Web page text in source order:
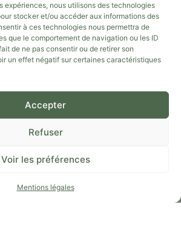
expériences, nous utilisons des technologies
stocker et/ou accéder aux informations des
à ces technologies nous permettra de
que le comportement de navigation ou les ID
de ne pas consentir ou de retirer son
un effet négatif sur certaines caractéristiques
Accepter
Refuser
Voir les préférences
Mentions légales
06 43/07 85 92 10 77
NOTRE APPLI